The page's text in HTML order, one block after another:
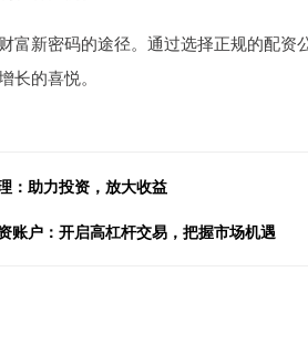
富新密码的途径。通过选择正规的配
的喜悦。
：助力投资，放大收益
账户：开启高杠杆交易，把握市场机遇